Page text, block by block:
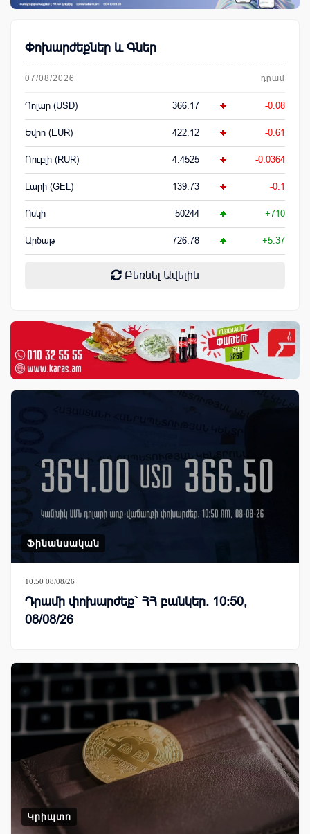
Փոխարժեքներ և Գներ
07/08/2026 դրամ
Դոլար (USD) 366.17 -0.08
Եվրո (EUR) 422.12 -0.61
Ռուբլի (RUR) 4.4525 -0.0364
Լարի (GEL) 139.73 -0.1
Ոսկի 50244 +710
Արծաթ 726.78 +5.37
Բեռնել Ավելին
Ֆինանսական
10:50 08/08/26
Դրամի փոխարժեք` ՀՀ բանկեր. 10:50,
08/08/26
Կրիպտո